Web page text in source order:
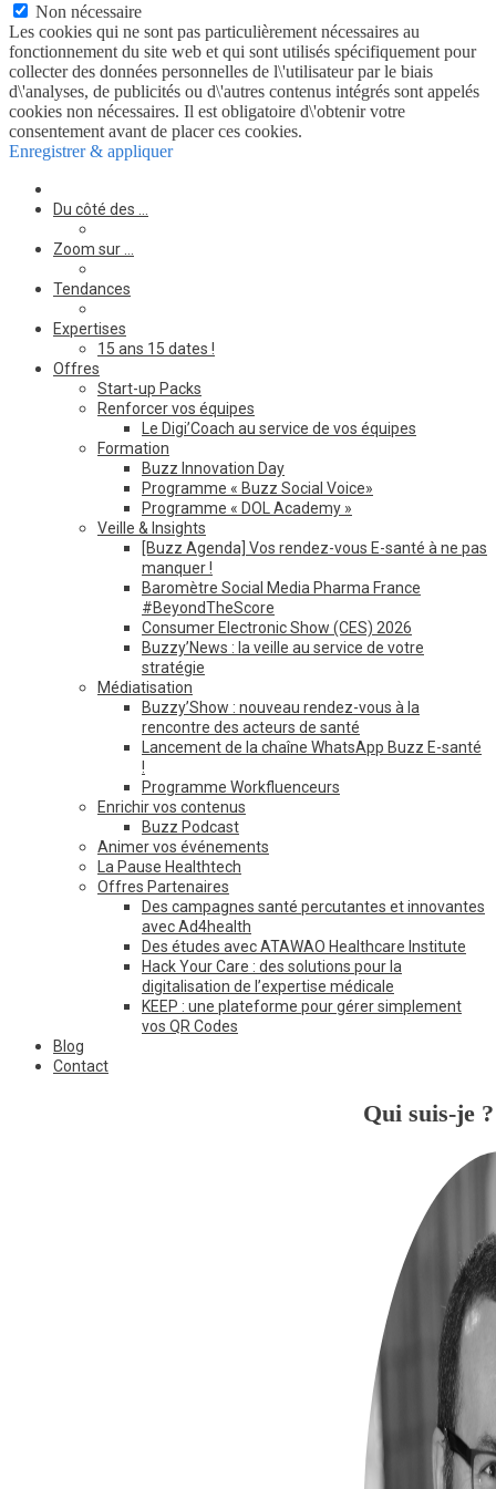
Non nécessaire
Les cookies qui ne sont pas particulièrement nécessaires au
fonctionnement du site web et qui sont utilisés spécifiquement pour
collecter des données personnelles de l\'utilisateur par le biais
d\'analyses, de publicités ou d\'autres contenus intégrés sont appelés
cookies non nécessaires. Il est obligatoire d\'obtenir votre
consentement avant de placer ces cookies.
Enregistrer & appliquer
Du côté des …
Zoom sur …
Tendances
Expertises
15 ans 15 dates !
Offres
Start-up Packs
Renforcer vos équipes
Le Digi’Coach au service de vos équipes
Formation
Buzz Innovation Day
Programme « Buzz Social Voice»
Programme « DOL Academy »
Veille & Insights
[Buzz Agenda] Vos rendez-vous E-santé à ne pas
manquer !
Baromètre Social Media Pharma France
#BeyondTheScore
Consumer Electronic Show (CES) 2026
Buzzy’News : la veille au service de votre
stratégie
Médiatisation
Buzzy’Show : nouveau rendez-vous à la
rencontre des acteurs de santé
Lancement de la chaîne WhatsApp Buzz E-santé
!
Programme Workfluenceurs
Enrichir vos contenus
Buzz Podcast
Animer vos événements
La Pause Healthtech
Offres Partenaires
Des campagnes santé percutantes et innovantes
avec Ad4health
Des études avec ATAWAO Healthcare Institute
Hack Your Care : des solutions pour la
digitalisation de l’expertise médicale
KEEP : une plateforme pour gérer simplement
vos QR Codes
Blog
Contact
Qui suis-je ?